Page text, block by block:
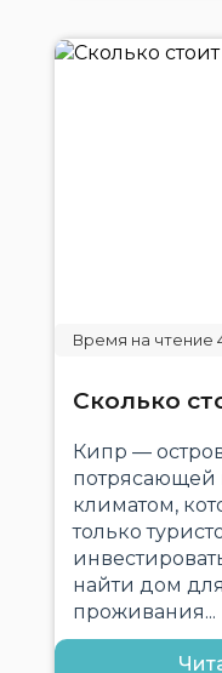
Сколько
Кипр —
климатом,
только
найти дом
проживания...